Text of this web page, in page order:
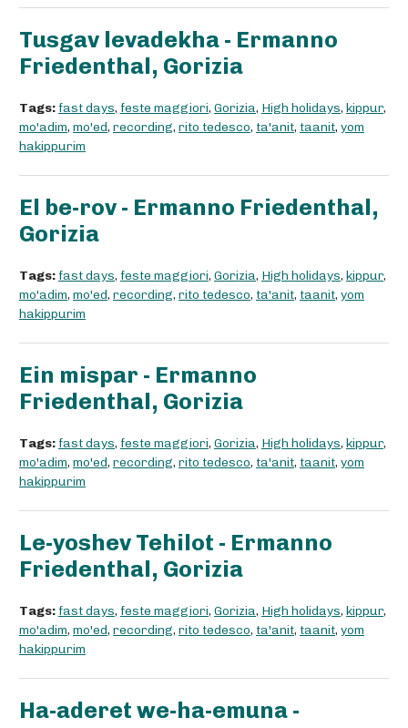
Tusgav levadekha - Ermanno
Friedenthal, Gorizia
Tags: fast days, feste maggiori, Gorizia, High holidays, kippur,
mo'adim, mo'ed, recording, rito tedesco, ta'anit, taanit, yom
hakippurim
El be-rov - Ermanno Friedenthal,
Gorizia
Tags: fast days, feste maggiori, Gorizia, High holidays, kippur,
mo'adim, mo'ed, recording, rito tedesco, ta'anit, taanit, yom
hakippurim
Ein mispar - Ermanno
Friedenthal, Gorizia
Tags: fast days, feste maggiori, Gorizia, High holidays, kippur,
mo'adim, mo'ed, recording, rito tedesco, ta'anit, taanit, yom
hakippurim
Le-yoshev Tehilot - Ermanno
Friedenthal, Gorizia
Tags: fast days, feste maggiori, Gorizia, High holidays, kippur,
mo'adim, mo'ed, recording, rito tedesco, ta'anit, taanit, yom
hakippurim
Ha-aderet we-ha-emuna -